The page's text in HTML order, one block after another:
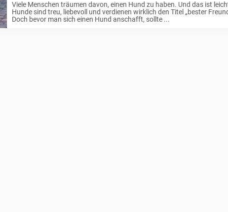
Viele Menschen träumen davon, einen Hund zu haben. Und das ist
Hunde sind treu, liebevoll und verdienen wirklich den Titel „bester
Doch bevor man sich einen Hund anschafft, sollte ...